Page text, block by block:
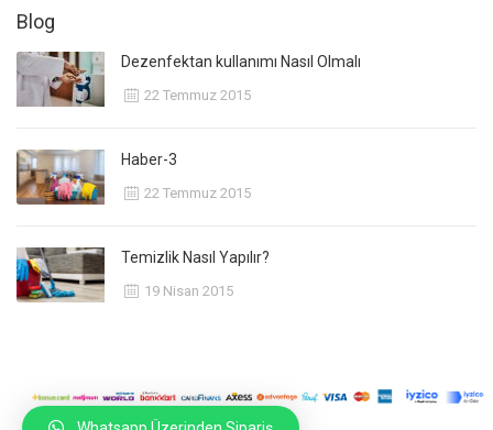
Blog
Dezenfektan kullanımı Nasıl Olmalı
22 Temmuz 2015
Haber-3
22 Temmuz 2015
Temizlik Nasıl Yapılır?
19 Nisan 2015